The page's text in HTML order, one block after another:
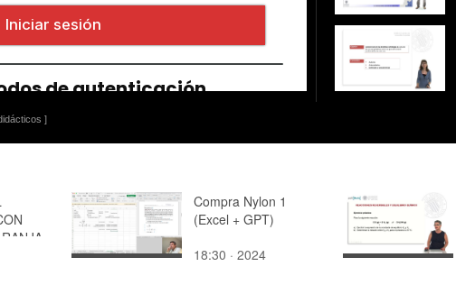
]
Compra Nylon 1
(Excel + GPT)
18:30 · 2024